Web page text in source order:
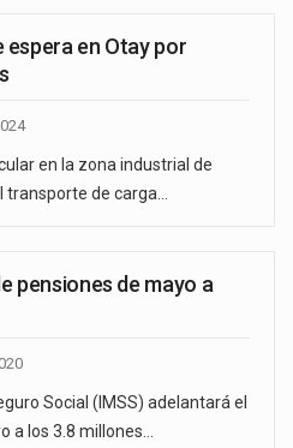
en Otay por
en la zona industrial de
transporte de carga…
pensiones de mayo a
Social (IMSS) adelantará el
a los 3.8 millones…